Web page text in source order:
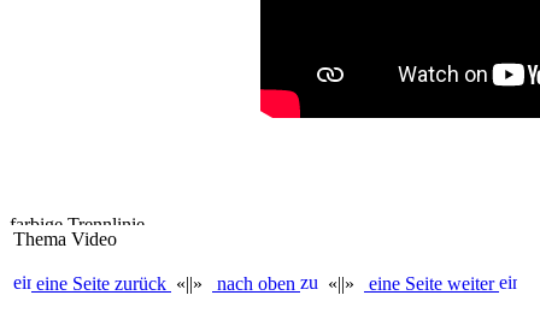
Thema Video
eine Seite zurück «||» nach oben «||» eine Seite weiter